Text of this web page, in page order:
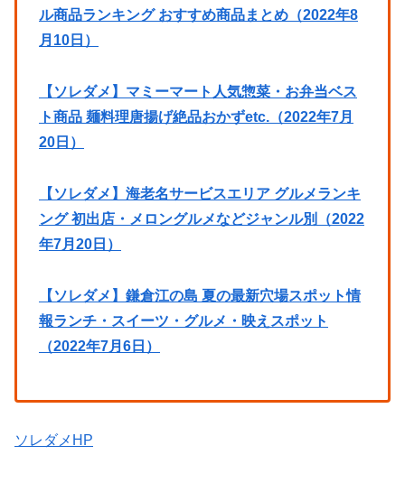
ル商品ランキング おすすめ商品まとめ（2022年8
月10日）
【ソレダメ】マミーマート人気惣菜・お弁当ベス
ト商品 麺料理唐揚げ絶品おかずetc.（2022年7月
20日）
【ソレダメ】海老名サービスエリア グルメランキ
ング 初出店・メロングルメなどジャンル別（2022
年7月20日）
【ソレダメ】鎌倉江の島 夏の最新穴場スポット情
報ランチ・スイーツ・グルメ・映えスポット
（2022年7月6日）
ソレダメHP